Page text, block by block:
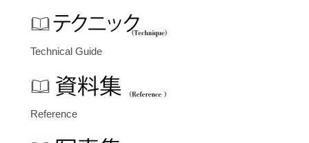
Technical Guide
Reference